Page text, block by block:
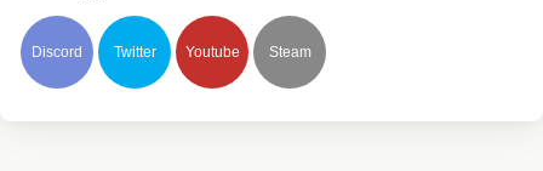
Discord Twitter Youtube Steam